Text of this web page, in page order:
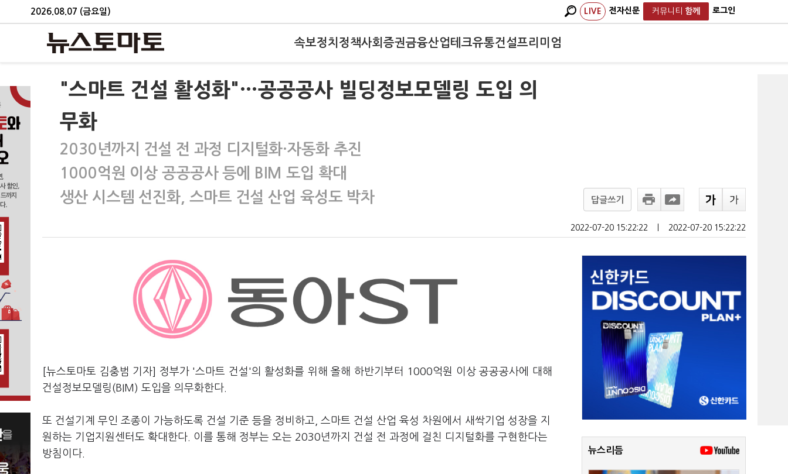
2026.08.07 (금요일) LIVE 전자신문 커뮤니티 함께 로그인
속보정치 정책사회 증권금융산업테크유통건설프리미엄
"스마트 건설 활성화"…공공공사 빌딩정보모델링 도입 의
무화
2030년까지 건설 전 과정 디지털화·자동화 추진
1000억원 이상 공공공사 등에 BIM 도입 확대
생산 시스템 선진화, 스마트 건설 산업 육성도 박차
답글쓰기
2022-07-20 15:22:22 2022-07-20 15:22:22
[뉴스토마토 김충범 기자] 정부가 '스마트 건설'의 활성화를 위해 올해 하반기부터 1000억원 이상 공공공사에 대해
건설정보모델링(BIM) 도입을 의무화한다.
또 건설기계 무인 조종이 가능하도록 건설 기준 등을 정비하고, 스마트 건설 산업 육성 차원에서 새싹기업 성장을 지
원하는 기업지원센터도 확대한다. 이를 통해 정부는 오는 2030년까지 건설 전 과정에 걸친 디지털화를 구현한다는
방침이다.
뉴스리듬